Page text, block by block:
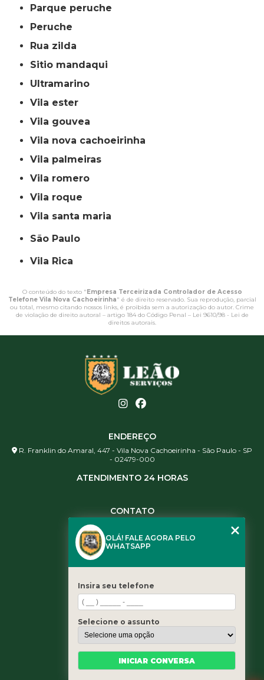
parque peruche
peruche
rua zilda
sitio mandaqui
ultramarino
vila ester
vila gouvea
vila nova cachoeirinha
vila palmeiras
vila romero
vila roque
vila santa maria
São Paulo
Vila Rica
O conteúdo do texto "Empresa Terceirizada Controlador de Acesso
Telefone Vila Nova Cachoeirinha" é de direito reservado. Sua reprodução, parcial
ou total, mesmo citando nossos links, é proibida sem a autorização do autor. Crime
de violação de direito autoral – artigo 184 do Código Penal – Lei 9610/98 - Lei de
direitos autorais.
ENDEREÇO
R. Franklin do Amaral, 447 - Vila Nova Cachoeirinha - São Paulo - SP
- 02479-000
ATENDIMENTO 24 HORAS
CONTATO
(11) 3461-5871
contato@leaoservicos.com.br
Home
Quem somos
Serviços
Blog
OLÁ! FALE AGORA PELO
WHATSAPP
Insira seu telefone
Selecione o assunto
INICIAR CONVERSA